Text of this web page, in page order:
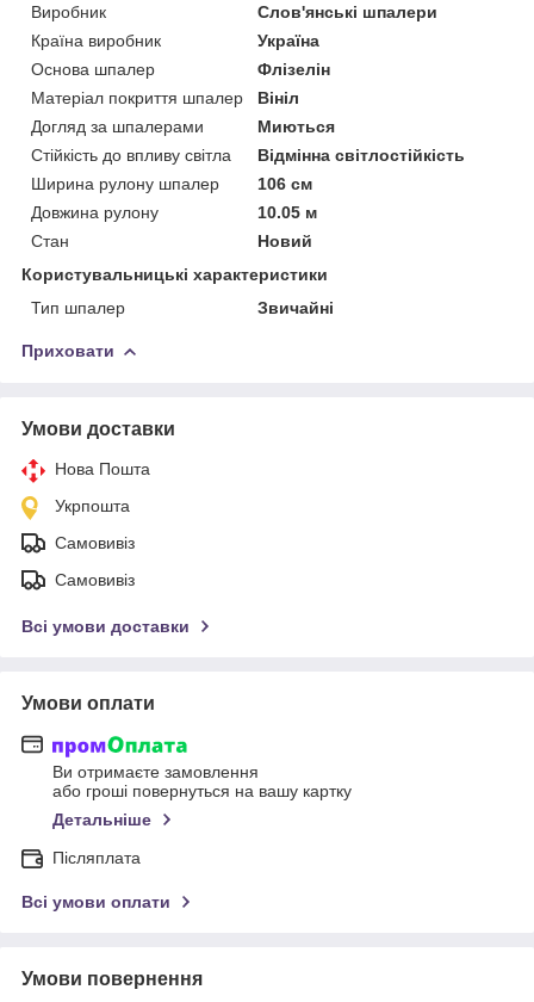
Виробник
Слов'янські шпалери
Країна виробник
Україна
Основа шпалер
Флізелін
Матеріал покриття шпалер
Вініл
Догляд за шпалерами
Миються
Стійкість до впливу світла
Відмінна світлостійкість
Ширина рулону шпалер
106 см
Довжина рулону
10.05 м
Стан
Новий
Користувальницькі характеристики
Тип шпалер
Звичайні
Приховати
Умови доставки
Нова Пошта
Укрпошта
Самовивіз
Самовивіз
Всі умови доставки
Умови оплати
Ви отримаєте замовлення
або гроші повернуться на вашу картку
Детальніше
Післяплата
Всі умови оплати
Умови повернення